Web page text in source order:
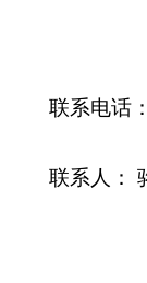
联系电话：
联系人：